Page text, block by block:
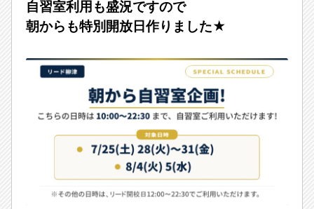
自習室利用も盛況ですので
朝からも特別開放日作りました★